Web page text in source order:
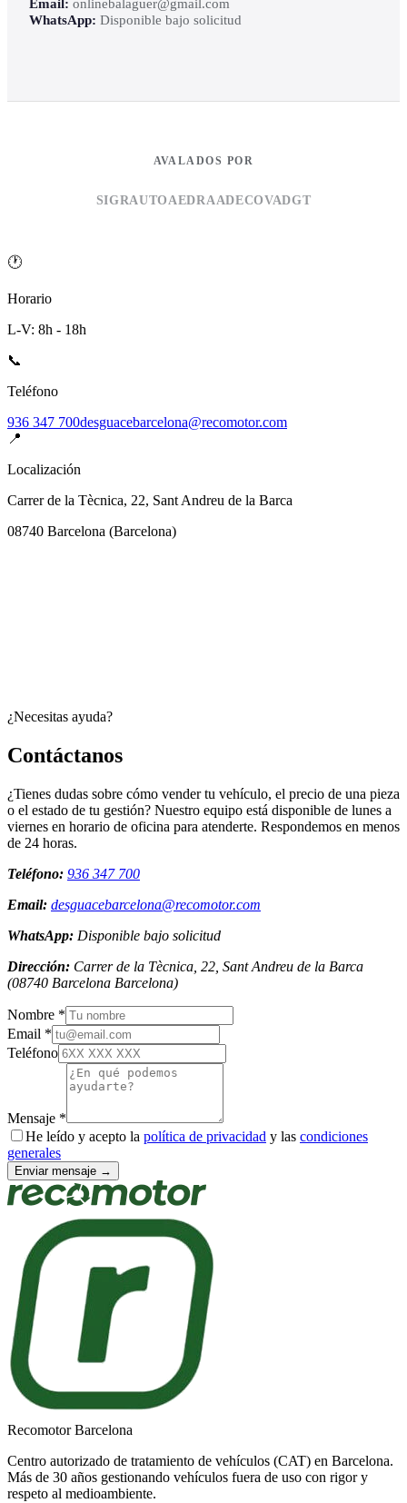
WhatsApp: Disponible bajo solicitud
AVALADOS POR
SIGRAUTOAEDRAADECOVADGT
🕐
Horario
L-V: 8h - 18h
📞
Teléfono
936 347 700desguacebarcelona@recomotor.com
📍
Localización
Carrer de la Tècnica, 22, Sant Andreu de la Barca
08740 Barcelona (Barcelona)
¿Necesitas ayuda?
Contáctanos
¿Tienes dudas sobre cómo vender tu vehículo, el precio de una pieza
o el estado de tu gestión? Nuestro equipo está disponible de lunes a
viernes en horario de oficina para atenderte. Respondemos en menos
de 24 horas.
Teléfono: 936 347 700
Email: desguacebarcelona@recomotor.com
WhatsApp: Disponible bajo solicitud
Dirección: Carrer de la Tècnica, 22, Sant Andreu de la Barca
(08740 Barcelona Barcelona)
Nombre *
Email *
Teléfono
Mensaje *
He leído y acepto la política de privacidad y las condiciones
generales
Enviar mensaje →
Recomotor Barcelona
Centro autorizado de tratamiento de vehículos (CAT) en Barcelona.
Más de 30 años gestionando vehículos fuera de uso con rigor y
respeto al medioambiente.